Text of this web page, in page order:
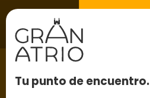
Tu punto de encuentro.